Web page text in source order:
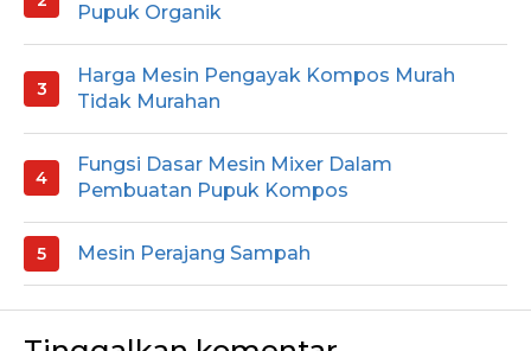
Pupuk Organik
Harga Mesin Pengayak Kompos Murah
Tidak Murahan
Fungsi Dasar Mesin Mixer Dalam
Pembuatan Pupuk Kompos
Mesin Perajang Sampah